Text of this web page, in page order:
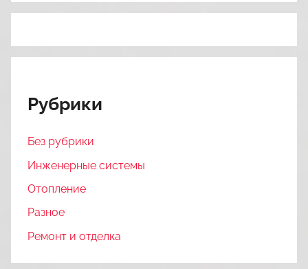
Рубрики
Без рубрики
Инженерные системы
Отопление
Разное
Ремонт и отделка